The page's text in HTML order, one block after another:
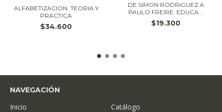
ALFABETIZACION. TEORIA Y
PRACTICA
$34.600
DE SIMON RODRIGUEZ A
PAULO FREIRE. EDUCA...
$19.300
NAVEGACIÓN
Inicio Catálogo